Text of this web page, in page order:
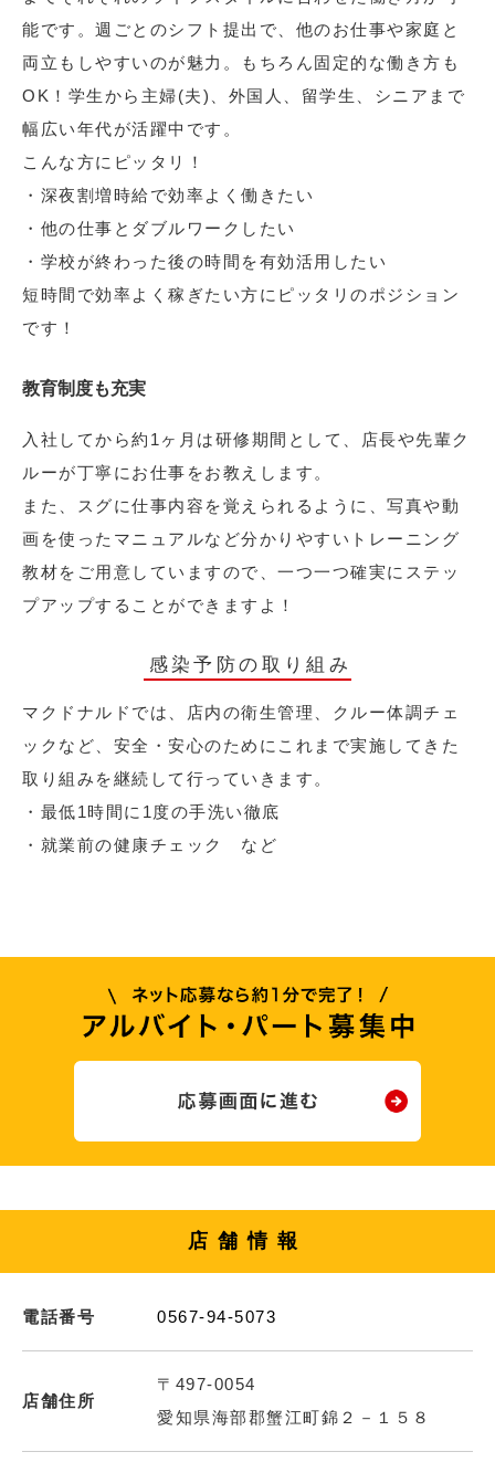
能です。週ごとのシフト提出で、他のお仕事や家庭と
両立もしやすいのが魅力。もちろん固定的な働き方も
OK！学生から主婦(夫)、外国人、留学生、シニアまで
幅広い年代が活躍中です。
こんな方にピッタリ！
・深夜割増時給で効率よく働きたい
・他の仕事とダブルワークしたい
・学校が終わった後の時間を有効活用したい
短時間で効率よく稼ぎたい方にピッタリのポジション
です！
教育制度も充実
入社してから約1ヶ月は研修期間として、店長や先輩ク
ルーが丁寧にお仕事をお教えします。
また、スグに仕事内容を覚えられるように、写真や動
画を使ったマニュアルなど分かりやすいトレーニング
教材をご用意していますので、一つ一つ確実にステッ
プアップすることができますよ！
感染予防の取り組み
マクドナルドでは、店内の衛生管理、クルー体調チェ
ックなど、安全・安心のためにこれまで実施してきた
取り組みを継続して行っていきます。
・最低1時間に1度の手洗い徹底
・就業前の健康チェック など
店舗情報
電話番号 0567-94-5073
店舗住所
〒497-0054
愛知県海部郡蟹江町錦２－１５８